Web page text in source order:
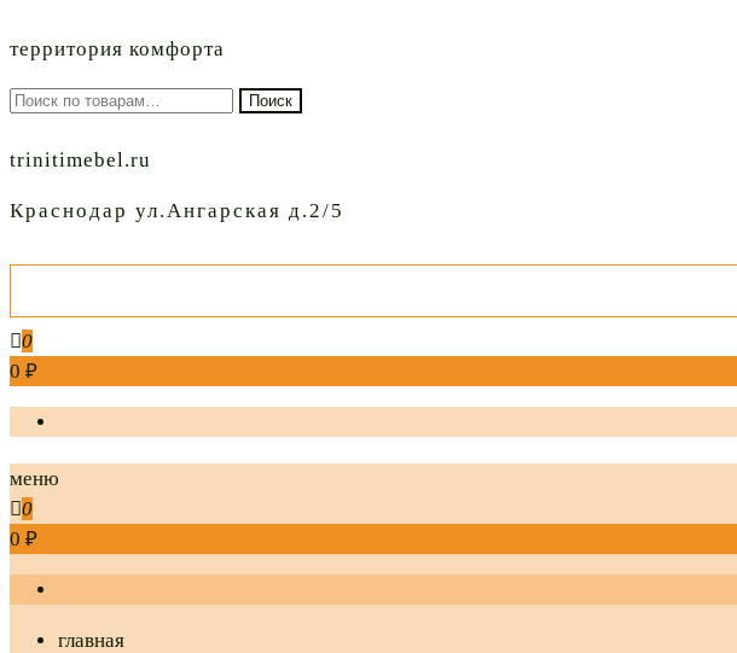
территория комфорта
Искать: Поиск
trinitimebel.ru
Краснодар ул.Ангарская д.2/5
0
0 ₽
меню
0
0 ₽
главная